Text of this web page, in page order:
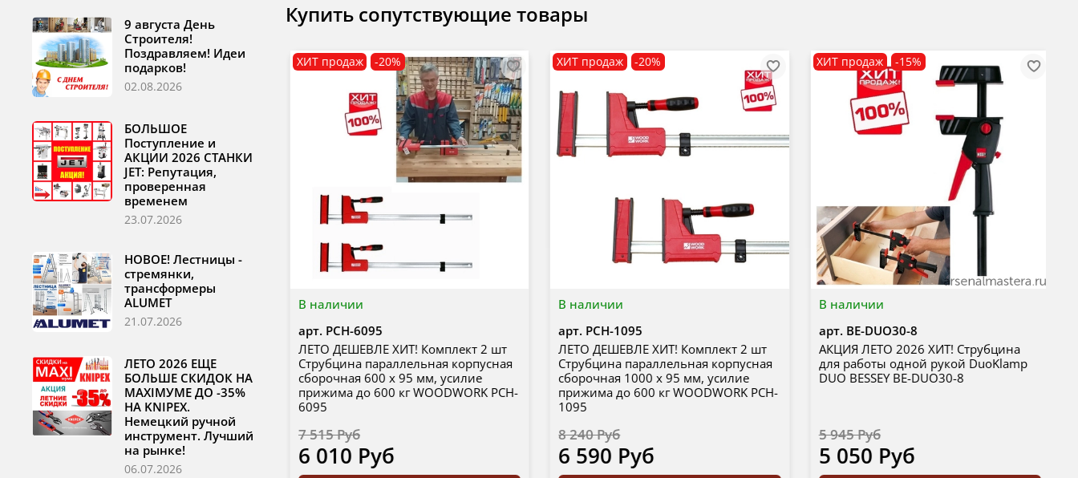
Купить сопутствующие товары
В наличии
ХИТ продаж -20%
арт. PCH-6095
ЛЕТО ДЕШЕВЛЕ ХИТ! Комплект 2 шт
Струбцина параллельная корпусная
сборочная 600 х 95 мм, усилие
прижима до 600 кг WOODWORK PCH-
6095
7 515 Руб
6 010 Руб
В наличии
ХИТ продаж -20%
арт. PCH-1095
ЛЕТО ДЕШЕВЛЕ ХИТ! Комплект 2 шт
Струбцина параллельная корпусная
сборочная 1000 х 95 мм, усилие
прижима до 600 кг WOODWORK PCH-
1095
8 240 Руб
6 590 Руб
В наличии
ХИТ продаж -15%
арт. BE-DUO30-8
АКЦИЯ ЛЕТО 2026 ХИТ! Струбцина
для работы одной рукой DuoKlamp
DUO BESSEY BE-DUO30-8
5 945 Руб
5 050 Руб
9 августа День
Строителя!
Поздравляем! Идеи
подарков!
02.08.2026
БОЛЬШОЕ
Поступление и
АКЦИИ 2026 СТАНКИ
JET: Репутация,
проверенная
временем
23.07.2026
НОВОЕ! Лестницы -
стремянки,
трансформеры
ALUMET
21.07.2026
ЛЕТО 2026 ЕЩЕ
БОЛЬШЕ СКИДОК НА
MAXIМУМЕ ДО -35%
НА KNIPEX.
Немецкий ручной
инструмент. Лучший
на рынке!
06.07.2026